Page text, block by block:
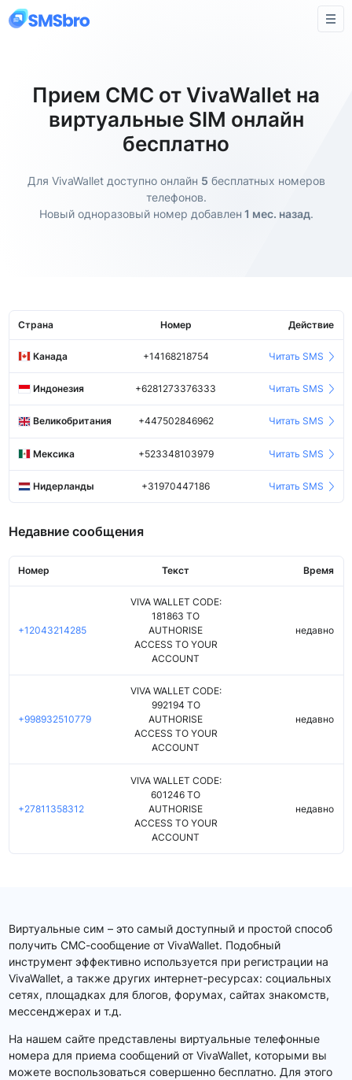
Прием СМС от VivaWallet на
виртуальные SIM онлайн
бесплатно
Для VivaWallet доступно онлайн 5 бесплатных номеров
телефонов.
Новый одноразовый номер добавлен 1 мес. назад.
Страна Номер Действие
Канада +14168218754 Читать SMS
Индонезия +6281273376333 Читать SMS
Великобритания +447502846962 Читать SMS
Мексика +523348103979 Читать SMS
Нидерланды +31970447186 Читать SMS
Недавние сообщения
Номер Текст Время
+12043214285
VIVA WALLET CODE:
181863 TO
AUTHORISE
ACCESS TO YOUR
ACCOUNT
недавно
+998932510779
VIVA WALLET CODE:
992194 TO
AUTHORISE
ACCESS TO YOUR
ACCOUNT
недавно
+27811358312
VIVA WALLET CODE:
601246 TO
AUTHORISE
ACCESS TO YOUR
ACCOUNT
недавно
Виртуальные сим – это самый доступный и простой способ
получить СМС-сообщение от VivaWallet. Подобный
инструмент эффективно используется при регистрации на
VivaWallet, а также других интернет-ресурсах: социальных
сетях, площадках для блогов, форумах, сайтах знакомств,
мессенджерах и т.д.
На нашем сайте представлены виртуальные телефонные
номера для приема сообщений от VivaWallet, которыми вы
можете воспользоваться совершенно бесплатно. Для этого